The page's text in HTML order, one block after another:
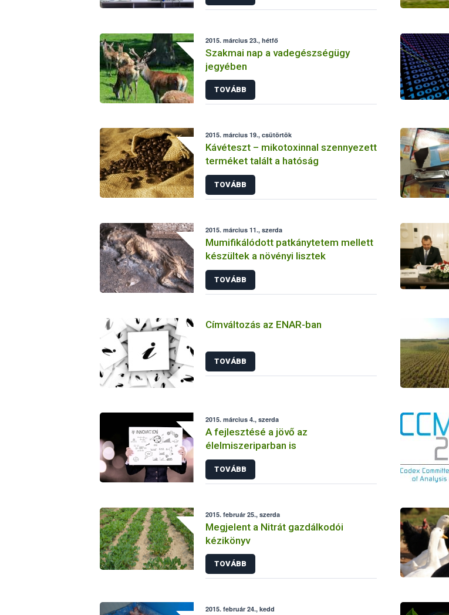
2015. március 23., hétfő
Szakmai nap a vadegészségügy
jegyében
TOVÁBB
2015. március 19., csütörtök
Kávéteszt – mikotoxinnal szennyezett
terméket talált a hatóság
TOVÁBB
2015. március 11., szerda
Mumifikálódott patkánytetem mellett
készültek a növényi lisztek
TOVÁBB
Címváltozás az ENAR-ban
TOVÁBB
2015. március 4., szerda
A fejlesztésé a jövő az
élelmiszeriparban is
TOVÁBB
2015. február 25., szerda
Megjelent a Nitrát gazdálkodói
kézikönyv
TOVÁBB
2015. február 24., kedd